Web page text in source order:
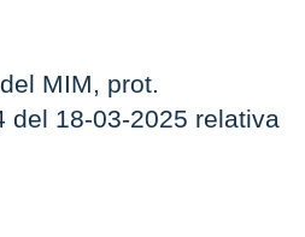
MIM, prot.
del 18-03-2025 relativa